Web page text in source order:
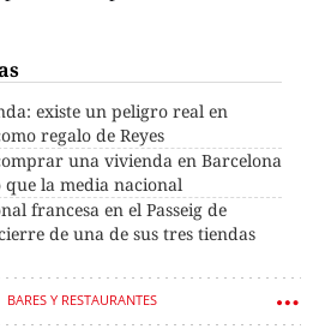
existe un peligro real en
regalo de Reyes
una vivienda en Barcelona
que la media nacional
francesa en el Passeig de
de una de sus tres tiendas
BARES Y RESTAURANTES